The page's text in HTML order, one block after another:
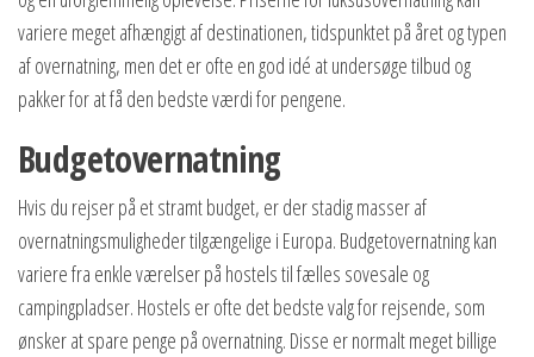
variere meget afhængigt af destinationen, tidspunktet på året og typen
af overnatning, men det er ofte en god idé at undersøge tilbud og
pakker for at få den bedste værdi for pengene.
Budgetovernatning
Hvis du rejser på et stramt budget, er der stadig masser af
overnatningsmuligheder tilgængelige i Europa. Budgetovernatning kan
variere fra enkle værelser på hostels til fælles sovesale og
campingpladser. Hostels er ofte det bedste valg for rejsende, som
ønsker at spare penge på overnatning. Disse er normalt meget billige